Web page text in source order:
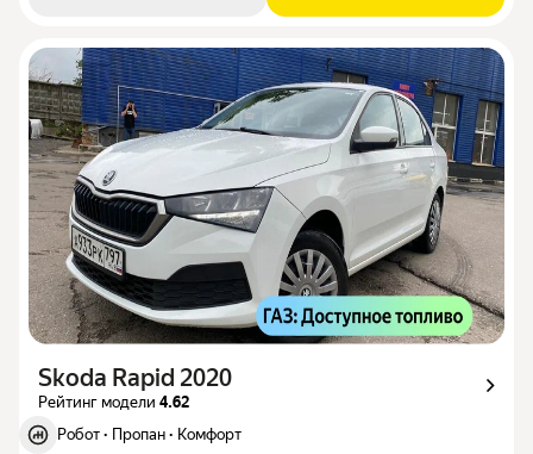
Skoda Rapid 2020
Рейтинг модели 4.62
Робот · Пропан · Комфорт